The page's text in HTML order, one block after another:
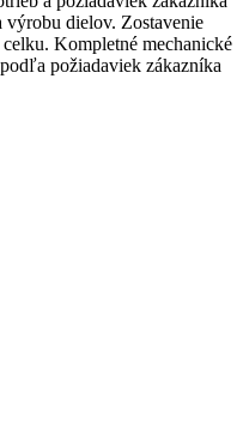
výrobu dielov. Zostavenie
Kompletné mechanické
požiadaviek zákazníka